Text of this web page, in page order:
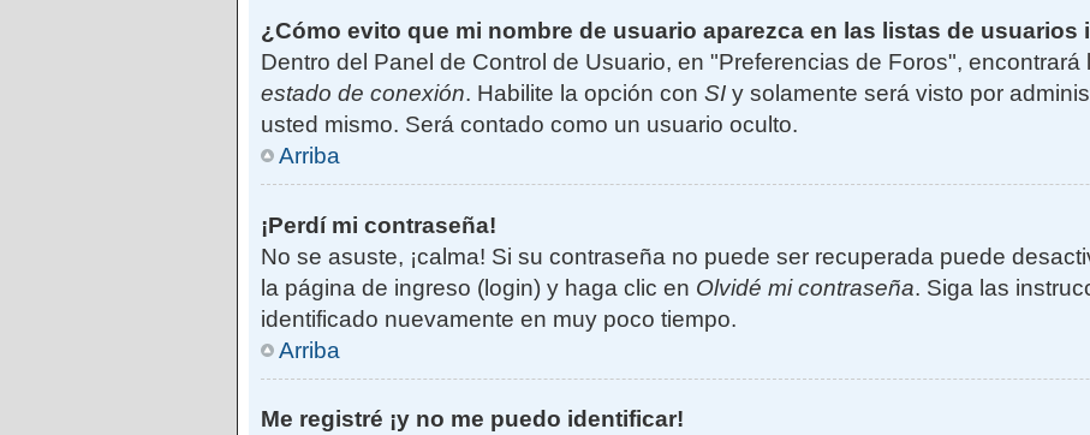
¿Cómo evito que mi nombre de usuario aparezca en las listas de usuarios
Dentro del Panel de Control de Usuario, en "Preferencias de Foros", encontrará
estado de conexión. Habilite la opción con SI y solamente será visto por
usted mismo. Será contado como un usuario oculto.
Arriba
¡Perdí mi contraseña!
No se asuste, ¡calma! Si su contraseña no puede ser recuperada puede
la página de ingreso (login) y haga clic en Olvidé mi contraseña. Siga las
identificado nuevamente en muy poco tiempo.
Arriba
Me registré ¡y no me puedo identificar!